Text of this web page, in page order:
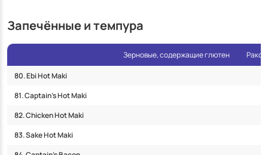
Запечённые и темпура
Зерновые, содержащие глютен
80. Ebi Hot Maki
81. Captain’s Hot Maki
82. Chicken Hot Maki
83. Sake Hot Maki